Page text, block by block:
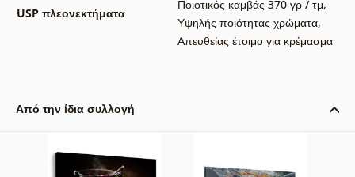
USP πλεονεκτήματα
Ποιοτικός καμβάς 370 γρ / τμ,
Υψηλής ποιότητας χρώματα,
Απευθείας έτοιμο για κρέμασμα
Από την ίδια συλλογή